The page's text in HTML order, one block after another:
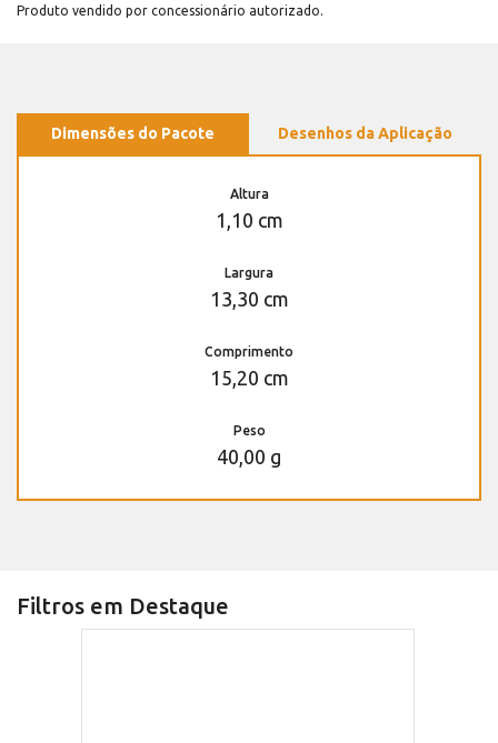
Produto vendido por concessionário autorizado.
Dimensões do Pacote Desenhos da Aplicação
Altura
1,10 cm
Largura
13,30 cm
Comprimento
15,20 cm
Peso
40,00 g
Filtros em Destaque